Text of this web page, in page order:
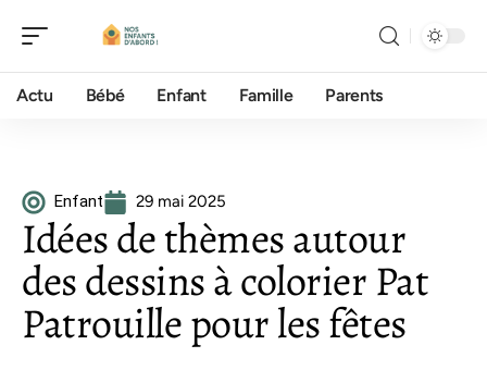
Actu Bébé Enfant Famille Parents
Enfant 29 mai 2025
Idées de thèmes autour
des dessins à colorier Pat
Patrouille pour les fêtes